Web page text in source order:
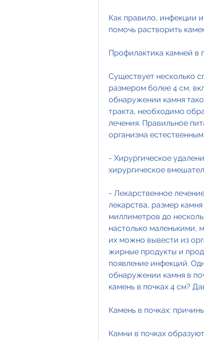
Как правило, инфекции
помочь растворить
Профилактика камней в
Существует несколько
размером более 4 см,
обнаружении камня
тракта, необходимо
лечения. Правильное
организма
- Хирургическое
хирургическое
- Лекарственное
лекарства, размер
миллиметров до
настолько маленькими,
их можно вывести из
жирные продукты и
появление инфекций.
обнаружении камня в
камень в почках 4 см?
Камень в почках:
Камни в почках